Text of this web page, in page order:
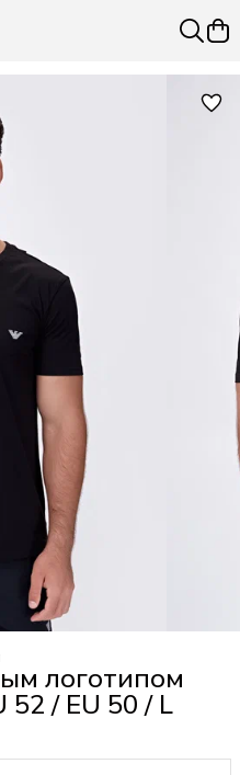
логотипом
/ EU 50 / L